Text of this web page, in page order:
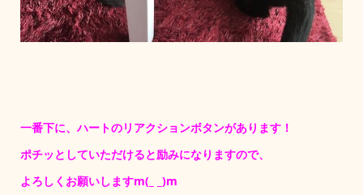
一番下に、ハートのリアクションボタンがあります！
ポチッとしていただけると励みになりますので、
よろしくお願いしますm(_ _)m